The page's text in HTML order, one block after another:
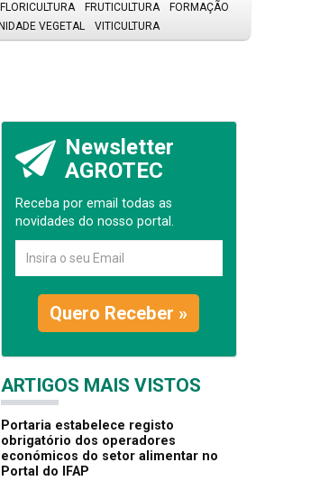
FLORICULTURA FRUTICULTURA
FORMAÇÃO
VEGETAL VITICULTURA
Newsletter
AGROTEC
Receba por email todas as
novidades do nosso portal.
Quero Receber »
ARTIGOS MAIS VISTOS
Portaria estabelece registo
obrigatório dos operadores
económicos do setor alimentar no
Portal do IFAP